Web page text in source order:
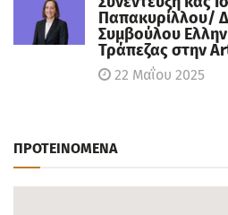
Παπακυρίλλου/
Συμβούλου
Τράπεζας στην
22 Μαΐου 2025
ΠΡΟΤΕΙΝΟΜΕΝΑ